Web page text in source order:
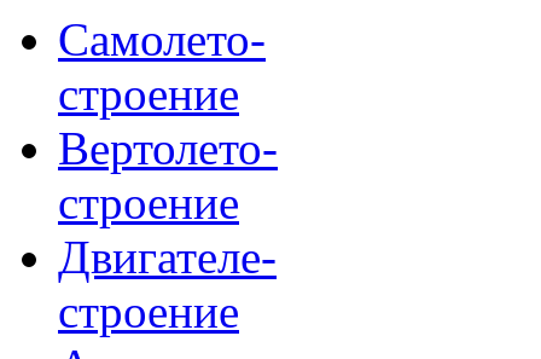
Самолето-
строение
Вертолето-
строение
Двигателе-
строение